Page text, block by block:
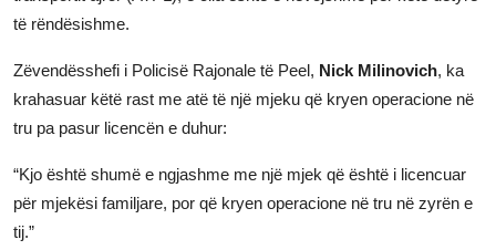
të rëndësishme.
Zëvendësshefi i Policisë Rajonale të Peel, Nick Milinovich, ka
krahasuar këtë rast me atë të një mjeku që kryen operacione në
tru pa pasur licencën e duhur:
“Kjo është shumë e ngjashme me një mjek që është i licencuar
për mjekësi familjare, por që kryen operacione në tru në zyrën e
tij.”